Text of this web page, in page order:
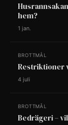
hem?
1 jan.
BROTTMÅL
Restriktioner
4 juli
BROTTMÅL
Bedrägeri –